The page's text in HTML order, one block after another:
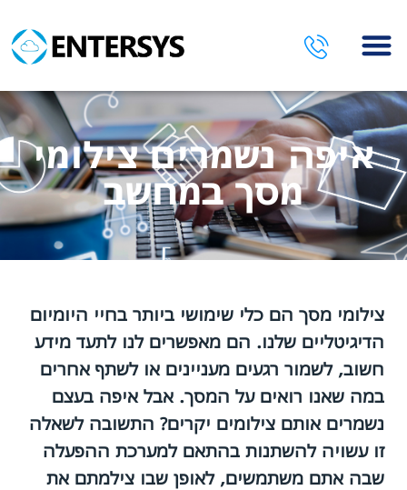
איפה נשמרים צילומי
מסך במחשב
צילומי מסך הם כלי שימושי ביותר בחיי היומיום
הדיגיטליים שלנו. הם מאפשרים לנו לתעד מידע
חשוב, לשמור רגעים מעניינים או לשתף אחרים
במה שאנו רואים על המסך. אבל איפה בעצם
נשמרים אותם צילומים יקרים? התשובה לשאלה
זו עשויה להשתנות בהתאם למערכת ההפעלה
שבה אתם משתמשים, לאופן שבו צילמתם את